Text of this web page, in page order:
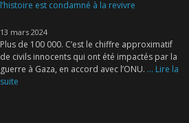
l’histoire est condamné à la revivre
13 mars 2024
Plus de 100 000. C’est le chiffre approximatif
de civils innocents qui ont été impactés par la
guerre à Gaza, en accord avec l’ONU. ... Lire la
suite